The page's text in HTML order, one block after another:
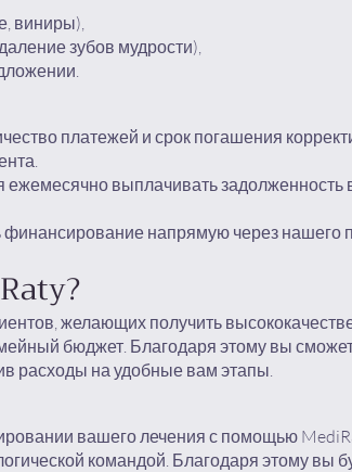
виниры),
зубов мудрости),
платежей и срок погашения
выплачивать задолженность
напрямую через нашего
желающих получить
бюджет. Благодаря этому вы
расходы на удобные вам этапы.
вашего лечения с помощью
командой. Благодаря этому вы